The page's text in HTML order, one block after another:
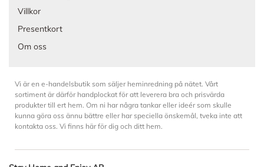
Villkor
Presentkort
Om oss
Vi är en e-handelsbutik som säljer heminredning på nätet. Vårt
sortiment är därför handplockat för att leverera bra och prisvärda
produkter till ert hem. Om ni har några tankar eller ideér som skulle
kunna göra oss ännu bättre eller har speciella önskemål, tveka inte att
kontakta oss. Vi finns här för dig och ditt hem.